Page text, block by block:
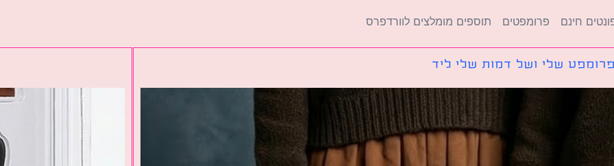
חינם פרומפטים תוספים מומלצים לוורדפרס
שלי ושל דמות שלי ליד